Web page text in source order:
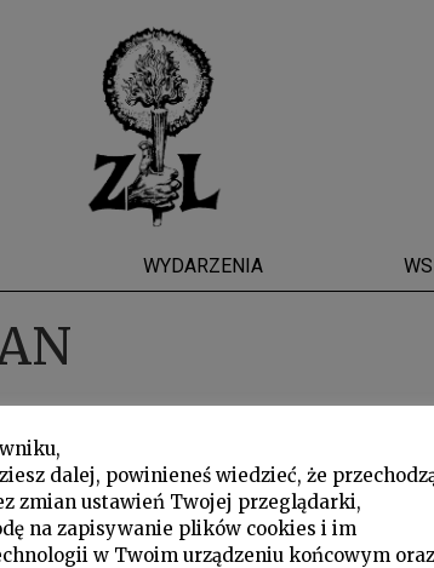
WYDARZENIA
dalej, powinieneś wiedzieć, że
zmian ustawień Twojej przeglądarki,
na zapisywanie plików cookies i im
w Twoim urządzeniu końcowym oraz